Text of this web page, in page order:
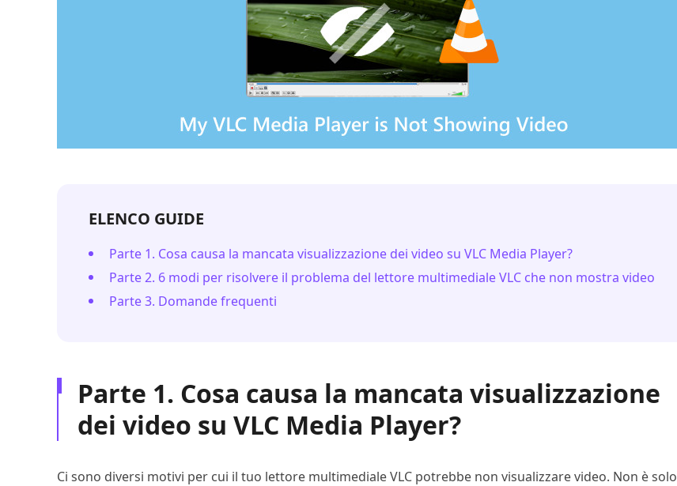
ELENCO GUIDE
Parte 1. Cosa causa la mancata visualizzazione dei video su VLC Media Player?
Parte 2. 6 modi per risolvere il problema del lettore multimediale VLC che non mostra video
Parte 3. Domande frequenti
Parte 1. Cosa causa la mancata visualizzazione
dei video su VLC Media Player?
Ci sono diversi motivi per cui il tuo lettore multimediale VLC potrebbe non visualizzare video. Non è solo